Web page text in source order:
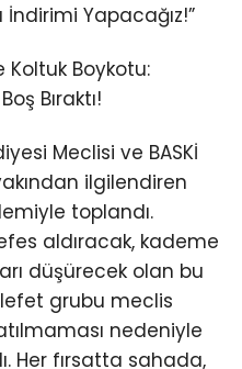
İndirimi Yapacağız!”
Koltuk Boykotu:
Bıraktı!
Meclisi ve BASKİ
ilgilendiren
toplandı.
aldıracak, kademe
düşürecek olan bu
grubu meclis
nedeniyle
Her fırsatta sahada,